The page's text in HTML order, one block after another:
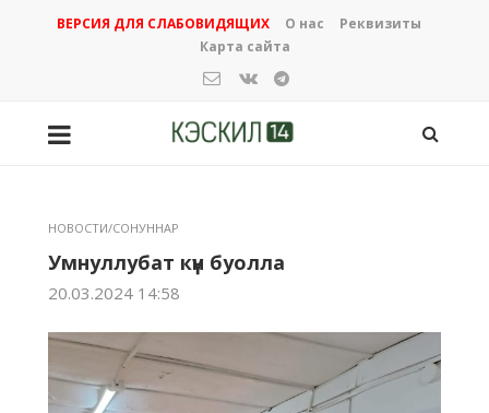
ВЕРСИЯ ДЛЯ СЛАБОВИДЯЩИХ О нас
Реквизиты
Карта сайта
НОВОСТИ/СОНУННАР
Умнуллубат күн буолла
20.03.2024 14:58